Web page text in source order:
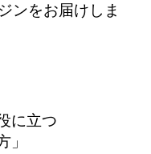
ンをお届けしま
に立つ
」